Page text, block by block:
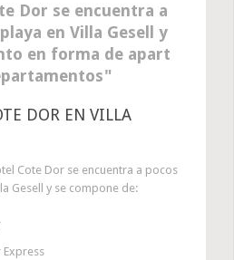
Dor se encuentra a
en Villa Gesell y
en forma de apart
DOR EN VILLA
Cote Dor se encuentra a pocos
Gesell y se compone de: